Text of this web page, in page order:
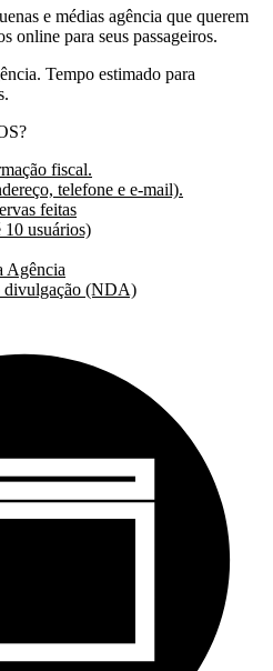
e médias agência que querem
online para seus passageiros.
Tempo estimado para
fiscal.
telefone e e-mail).
feitas
10 usuários)
Agência
divulgação (NDA)